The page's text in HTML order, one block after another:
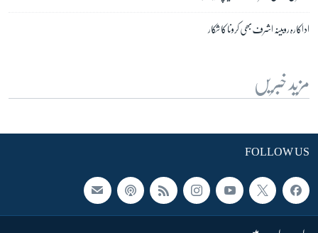
اداکارہ روبینہ اشرف بھی کرونا کا شکار
مزید خبریں
FOLLOW US